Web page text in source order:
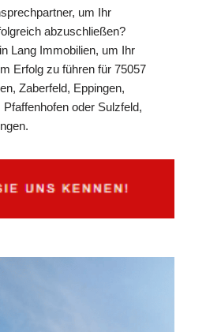
um Ihr
abzuschließen?
Lang Immobilien, um Ihr
Erfolg zu führen für 75057
Zaberfeld, Eppingen,
oder Sulzfeld,